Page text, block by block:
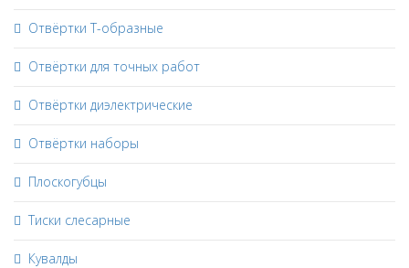
Отвёртки Т-образные
Отвёртки для точных работ
Отвёртки диэлектрические
Отвёртки наборы
Плоскогубцы
Тиски слесарные
Кувалды